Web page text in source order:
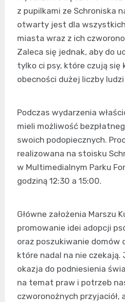
z pupilkami ze Schroniska
otwarty jest dla
miasta wraz z ich
Zaleca się jednak, aby do
tylko ci psy, które czują
obecności dużej liczby
Podczas wydarzenia
mieli możliwość
swoich podopiecznych.
realizowana na stoisku
w Multimedialnym Parku
godziną 12:30 a 15:00.
Główne założenia Marszu
promowanie idei adopcji
oraz poszukiwanie domów
które nadal na nie
okazja do podniesienia
na temat praw i potrzeb
czworonożnych przyjaciół,